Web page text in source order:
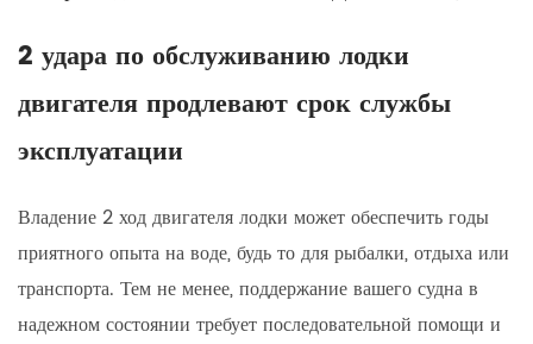
2 удара по обслуживанию лодки
двигателя продлевают срок службы
эксплуатации
Владение 2 ход двигателя лодки может обеспечить годы
приятного опыта на воде, будь то для рыбалки, отдыха или
транспорта. Тем не менее, поддержание вашего судна в
надежном состоянии требует последовательной помощи и